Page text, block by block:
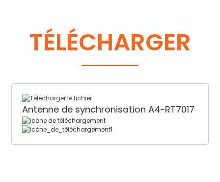
TÉLÉCHARGER
Antenne de synchronisation A4-RT7017